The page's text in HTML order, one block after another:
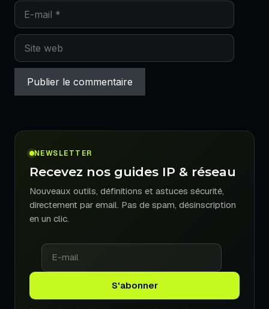
E-
mail
Site
web
NEWSLETTER
Recevez nos guides IP & réseau
Nouveaux outils, définitions et astuces sécurité,
directement par email. Pas de spam, désinscription
en un clic.